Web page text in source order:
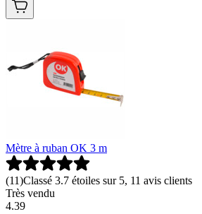
Mètre à ruban OK 3 m
(11)Classé 3.7 étoiles sur 5, 11 avis clients
Très vendu
4.39